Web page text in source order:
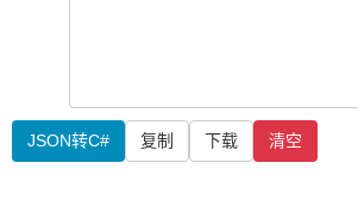
JSON转C# 复制 下载 清空